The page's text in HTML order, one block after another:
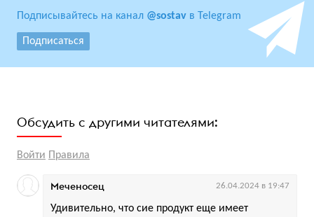
Подписывайтесь на канал @sostav в Telegram
Подписаться
Обсудить с другими читателями:
Войти Правила
Удивительно, что сие продукт еще имеет
Меченосец 26.04.2024 в 19:47